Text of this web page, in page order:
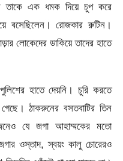
তাকে এক ধমক দিয়ে চুপ করে
বসেছিলেন। রোজকার রুটিন।
লোকেদের ডাকিয়ে তাদের হাতে
হাতে দেয়নি। চুরি করতে
ঠাকরুনের বসতবাটির তিন
যে জগা আহাম্মকের মতো
ওস্তাদ, স্বয়ং কালু চোরেরও